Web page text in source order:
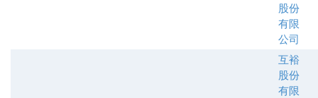
股份
有限
公司
互裕
股份
有限